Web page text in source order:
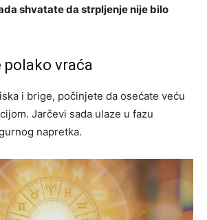
shvatate da strpljenje nije bilo
polako vraća
i brige, počinjete da osećate veću
Jarčevi sada ulaze u fazu
napretka.